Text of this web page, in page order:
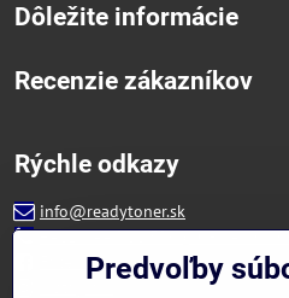
Dôležite informácie
Recenzie zákazníkov
Rýchle odkazy
info@readytoner.sk
+421 944 322 536 (PO-PIA:
FacebookPredvoľby